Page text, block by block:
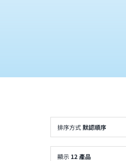
排序方式默認順序
顯示 12 產品